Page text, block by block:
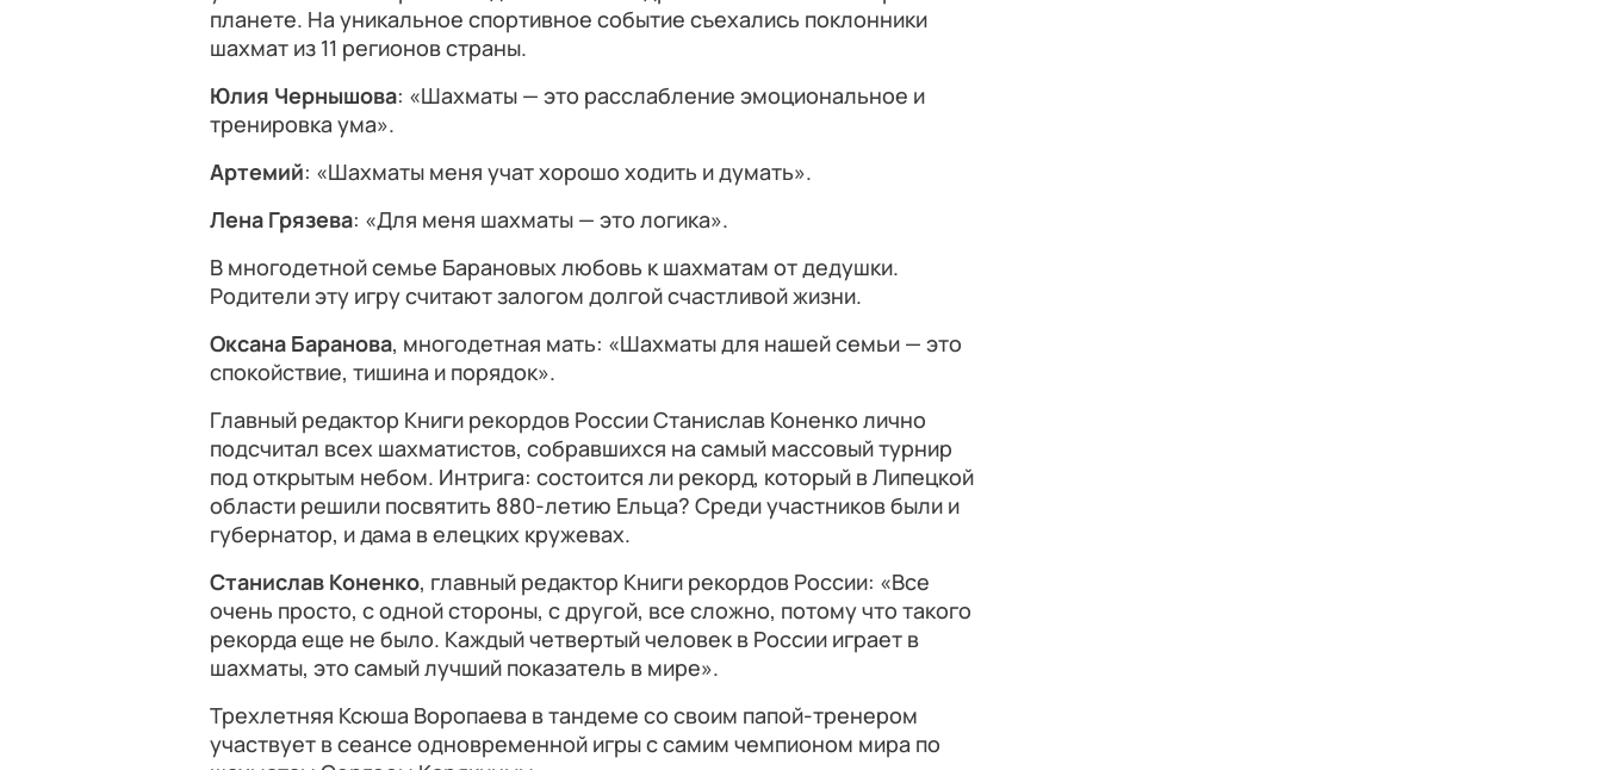
планете. На уникальное спортивное событие съехались поклонники
шахмат из 11 регионов страны.
Юлия Чернышова: «Шахматы — это расслабление эмоциональное и
тренировка ума».
Артемий: «Шахматы меня учат хорошо ходить и думать».
Лена Грязева: «Для меня шахматы — это логика».
В многодетной семье Барановых любовь к шахматам от дедушки.
Родители эту игру считают залогом долгой счастливой жизни.
Оксана Баранова, многодетная мать: «Шахматы для нашей семьи — это
спокойствие, тишина и порядок».
Главный редактор Книги рекордов России Станислав Коненко лично
подсчитал всех шахматистов, собравшихся на самый массовый турнир
под открытым небом. Интрига: состоится ли рекорд, который в Липецкой
области решили посвятить 880-летию Ельца? Среди участников были и
губернатор, и дама в елецких кружевах.
Станислав Коненко, главный редактор Книги рекордов России: «Все
очень просто, с одной стороны, с другой, все сложно, потому что такого
рекорда еще не было. Каждый четвертый человек в России играет в
шахматы, это самый лучший показатель в мире».
Трехлетняя Ксюша Воропаева в тандеме со своим папой-тренером
участвует в сеансе одновременной игры с самим чемпионом мира по